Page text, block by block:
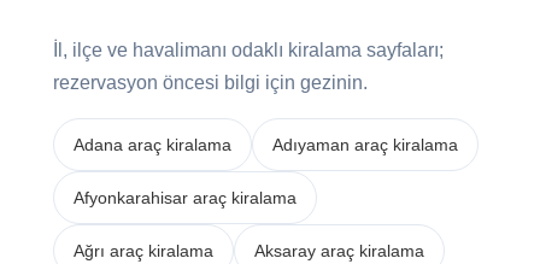
İl, ilçe ve havalimanı odaklı kiralama sayfaları;
rezervasyon öncesi bilgi için gezinin.
Adana araç kiralama Adıyaman araç kiralama
Afyonkarahisar araç kiralama
Ağrı araç kiralama Aksaray araç kiralama